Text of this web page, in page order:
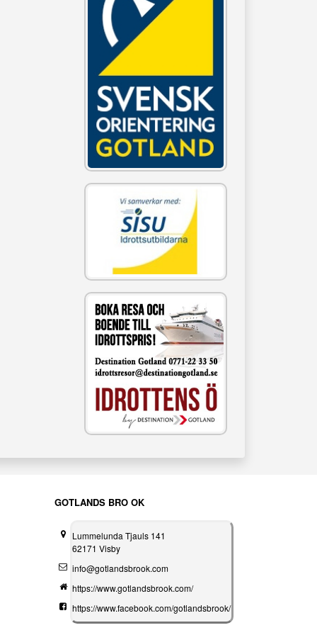
GOTLANDS BRO OK
Lummelunda Tjauls 141
62171 Visby
info@gotlandsbrook.com
https://www.gotlandsbrook.com/
https://www.facebook.com/gotlandsbrook/